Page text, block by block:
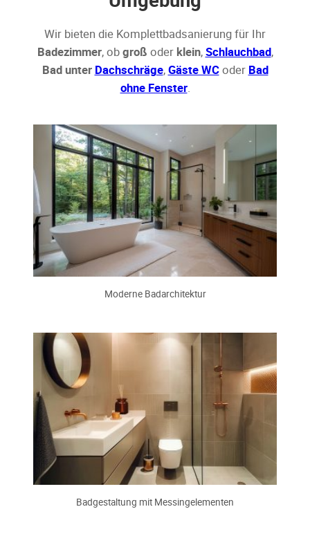
Wir bieten die Komplettbadsanierung für Ihr
Badezimmer, obgroß oder klein,Schlauchbad,
Bad unter Dachschräge,Gäste WCoder Bad
ohne Fenster.
Moderne Badarchitektur
Badgestaltung mit Messingelementen